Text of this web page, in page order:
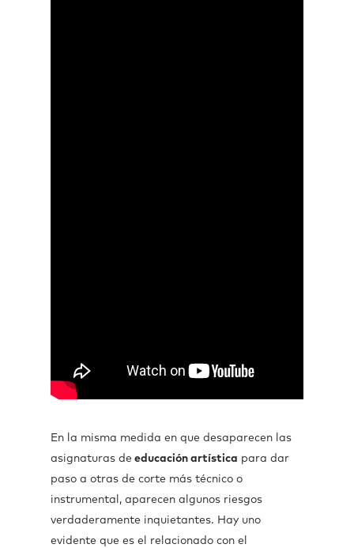
En la misma medida en que desaparecen las
asignaturas de educación artística para dar
paso a otras de corte más técnico o
instrumental, aparecen algunos riesgos
verdaderamente inquietantes. Hay uno
evidente que es el relacionado con el